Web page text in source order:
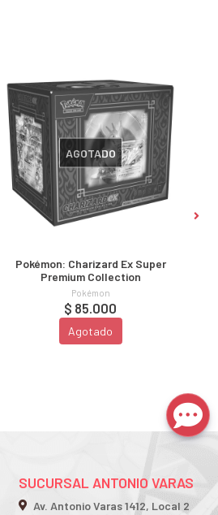
AGOTADO
Pokémon: Charizard Ex Super
Premium Collection
Pokémon
$ 85.000
Agotado
SUCURSAL ANTONIO VARAS
Av. Antonio Varas 1412, Local 2